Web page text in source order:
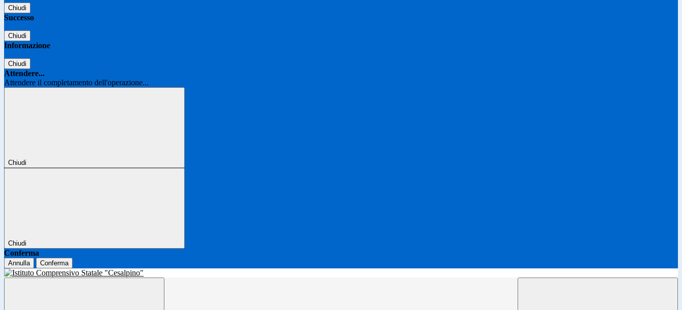
Chiudi
Successo
Chiudi
Informazione
Chiudi
Attendere...
Attendere il completamento dell'operazione...
Chiudi
Chiudi
Conferma
Annulla Conferma